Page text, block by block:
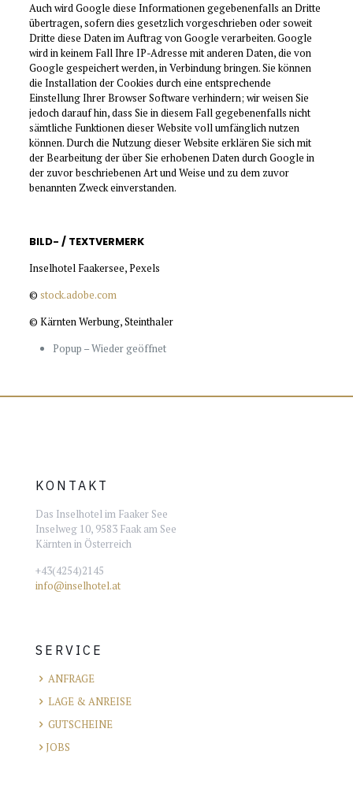
Auch wird Google diese Informationen gegebenenfalls an Dritte
übertragen, sofern dies gesetzlich vorgeschrieben oder soweit
Dritte diese Daten im Auftrag von Google verarbeiten. Google
wird in keinem Fall Ihre IP-Adresse mit anderen Daten, die von
Google gespeichert werden, in Verbindung bringen. Sie können
die Installation der Cookies durch eine entsprechende
Einstellung Ihrer Browser Software verhindern; wir weisen Sie
jedoch darauf hin, dass Sie in diesem Fall gegebenenfalls nicht
sämtliche Funktionen dieser Website voll umfänglich nutzen
können. Durch die Nutzung dieser Website erklären Sie sich mit
der Bearbeitung der über Sie erhobenen Daten durch Google in
der zuvor beschriebenen Art und Weise und zu dem zuvor
benannten Zweck einverstanden.
BILD- / TEXTVERMERK
Inselhotel Faakersee, Pexels
© stock.adobe.com
© Kärnten Werbung, Steinthaler
Popup – Wieder geöffnet
KONTAKT
Das Inselhotel im Faaker See
Inselweg 10, 9583 Faak am See
Kärnten in Österreich
+43(4254)2145
info@inselhotel.at
SERVICE
ANFRAGE
LAGE & ANREISE
GUTSCHEINE
JOBS